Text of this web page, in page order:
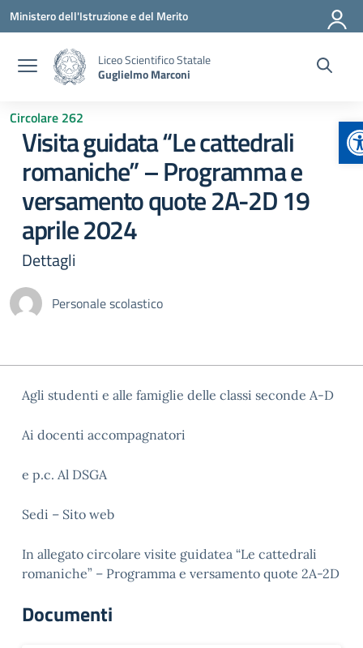
Vai ai contenuti
Vai al menu di navigazione
Vai al footer
Ministero dell'Istruzione e del Merito
Liceo Scientifico Statale
Guglielmo Marconi
Circolare 262
Visita guidata “Le cattedrali
romaniche” – Programma e
versamento quote 2A-2D 19
aprile 2024
Dettagli
Personale scolastico
Agli studenti e alle famiglie delle classi seconde A-D
Ai docenti accompagnatori
e p.c. Al DSGA
Sedi – Sito web
In allegato circolare visite guidatea “Le cattedrali
romaniche” – Programma e versamento quote 2A-2D
Documenti